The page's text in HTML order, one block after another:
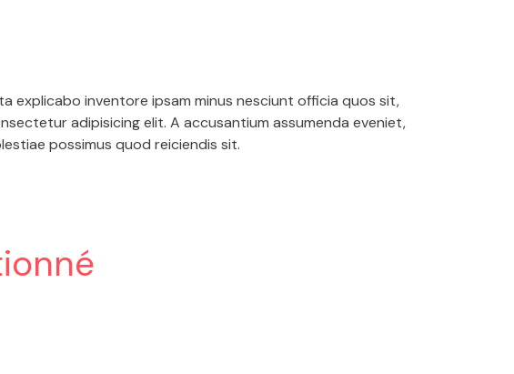
explicabo inventore ipsam minus nesciunt officia quos sit,
adipisicing elit. A accusantium assumenda eveniet,
possimus quod reiciendis sit.